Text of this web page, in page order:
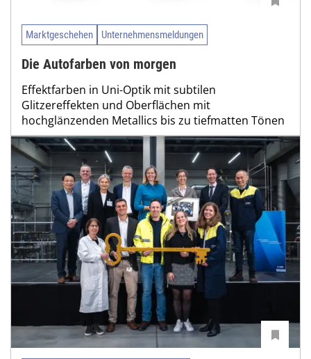
Marktgeschehen Unternehmensmeldungen
Die Autofarben von morgen
Effektfarben in Uni-Optik mit subtilen
Glitzereffekten und Oberflächen mit
hochglänzenden Metallics bis zu tiefmatten Tönen